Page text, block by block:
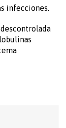
infecciones.